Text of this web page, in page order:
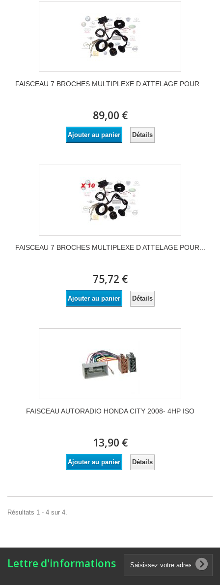
FAISCEAU 7 BROCHES MULTIPLEXE D ATTELAGE POUR...
89,00 €
Ajouter au panier Détails
FAISCEAU 7 BROCHES MULTIPLEXE D ATTELAGE POUR...
75,72 €
Ajouter au panier Détails
FAISCEAU AUTORADIO HONDA CITY 2008- 4HP ISO
13,90 €
Ajouter au panier Détails
Résultats 1 - 4 sur 4.
Lettre d'informations